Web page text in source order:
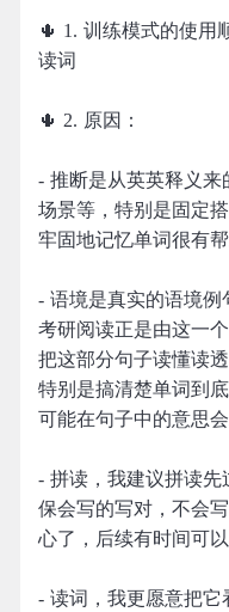
🌵 1. 训练模式的使
读词
🌵 2. 原因：
- 推断是从英英释义来
场景等，特别是固定
牢固地记忆单词很有帮
- 语境是真实的语境例
考研阅读正是由这一
把这部分句子读懂读
特别是搞清楚单词到
可能在句子中的意思
- 拼读，我建议拼读先
保会写的写对，不会
心了，后续有时间可
- 读词，我更愿意把它